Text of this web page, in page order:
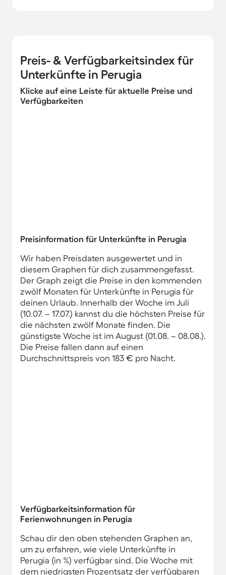
Preis- & Verfügbarkeitsindex für
Unterkünfte in Perugia
Klicke auf eine Leiste für aktuelle Preise und
Verfügbarkeiten
Preisinformation für Unterkünfte in Perugia
Wir haben Preisdaten ausgewertet und in
diesem Graphen für dich zusammengefasst.
Der Graph zeigt die Preise in den kommenden
zwölf Monaten für Unterkünfte in Perugia für
deinen Urlaub. Innerhalb der Woche im Juli
(10.07. – 17.07.) kannst du die höchsten Preise für
die nächsten zwölf Monate finden. Die
günstigste Woche ist im August (01.08. – 08.08.).
Die Preise fallen dann auf einen
Durchschnittspreis von 183 € pro Nacht.
Verfügbarkeitsinformation für
Ferienwohnungen in Perugia
Schau dir den oben stehenden Graphen an,
um zu erfahren, wie viele Unterkünfte in
Perugia (in %) verfügbar sind. Die Woche mit
dem niedrigsten Prozentsatz der verfügbaren